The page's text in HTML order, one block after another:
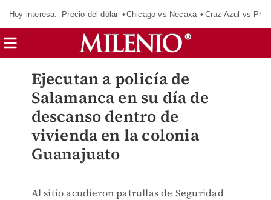
Hoy interesa: Precio del dólar Chicago vs Necaxa Cruz Azul vs
Ejecutan a policía de
Salamanca en su día de
descanso dentro de
vivienda en la colonia
Guanajuato
Al sitio acudieron patrullas de Seguridad